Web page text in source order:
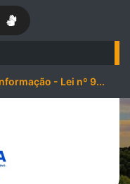
- Lei nº 9...